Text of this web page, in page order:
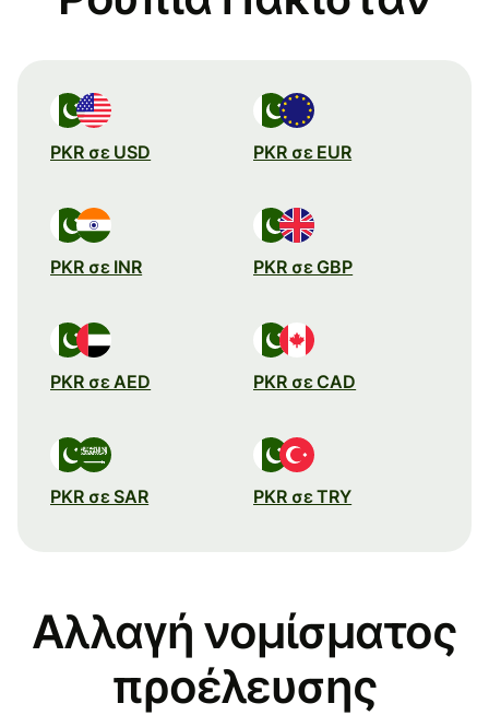
PKR σε USD PKR σε EUR
PKR σε INR PKR σε GBP
PKR σε AED PKR σε CAD
PKR σε SAR PKR σε TRY
Αλλαγή νομίσματος
προέλευσης